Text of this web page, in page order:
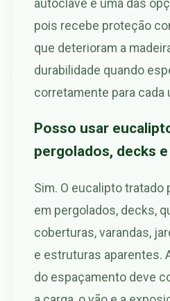
autoclave é uma das
pois recebe proteção
que deterioram a
durabilidade quando
corretamente para cada
Posso usar
pergolados, decks
Sim. O eucalipto
em pergolados, decks,
coberturas, varandas,
e estruturas aparentes.
do espaçamento deve